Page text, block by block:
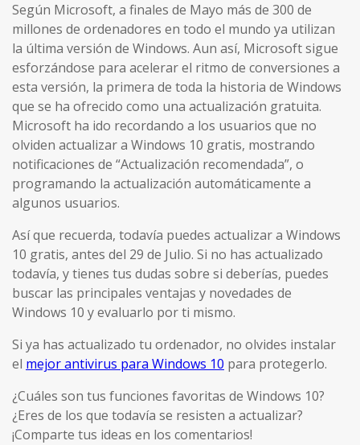
Según Microsoft, a finales de Mayo más de 300 de
millones de ordenadores en todo el mundo ya utilizan
la última versión de Windows. Aun así, Microsoft sigue
esforzándose para acelerar el ritmo de conversiones a
esta versión, la primera de toda la historia de Windows
que se ha ofrecido como una actualización gratuita.
Microsoft ha ido recordando a los usuarios que no
olviden actualizar a Windows 10 gratis, mostrando
notificaciones de “Actualización recomendada”, o
programando la actualización automáticamente a
algunos usuarios.
Así que recuerda, todavía puedes actualizar a Windows
10 gratis, antes del 29 de Julio. Si no has actualizado
todavía, y tienes tus dudas sobre si deberías, puedes
buscar las principales ventajas y novedades de
Windows 10 y evaluarlo por ti mismo.
Si ya has actualizado tu ordenador, no olvides instalar
el mejor antivirus para Windows 10 para protegerlo.
¿Cuáles son tus funciones favoritas de Windows 10?
¿Eres de los que todavía se resisten a actualizar?
¡Comparte tus ideas en los comentarios!